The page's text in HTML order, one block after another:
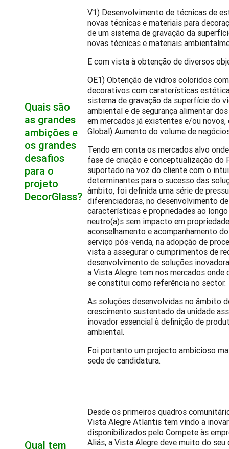
Quais são
as grandes
ambições e
os grandes
desafios
para o
projeto
DecorGlass?
V1) Desenvolvimento de técnicas de
novas técnicas e materiais para
de um sistema de gravação da
novas técnicas e materiais
E com vista à obtenção de diversos
OE1) Obtenção de vidros coloridos
decorativos com caraterísticas
sistema de gravação da superfície do
ambiental e de segurança alimentar
em mercados já existentes e/ou
Global) Aumento do volume de
Tendo em conta os mercados alvo
fase de criação e conceptualização do
suportado na voz do cliente com o
determinantes para o sucesso das
âmbito, foi definida uma série de
diferenciadoras, no desenvolvimento
características e propriedades ao
neutro(a)s sem impacto em
aconselhamento e acompanhamento
serviço pós-venda, na adopção de
vista a assegurar o cumprimentos de
desenvolvimento de soluções
a Vista Alegre tem nos mercados onde
se constitui como referência no sector.
As soluções desenvolvidas no âmbito
crescimento sustentado da unidade
inovador essencial à definição de
ambiental.
Foi portanto um projecto ambicioso
sede de candidatura.
Qual tem
Desde os primeiros quadros
Vista Alegre Atlantis tem vindo a
disponibilizados pelo Compete às
Aliás, a Vista Alegre deve muito do